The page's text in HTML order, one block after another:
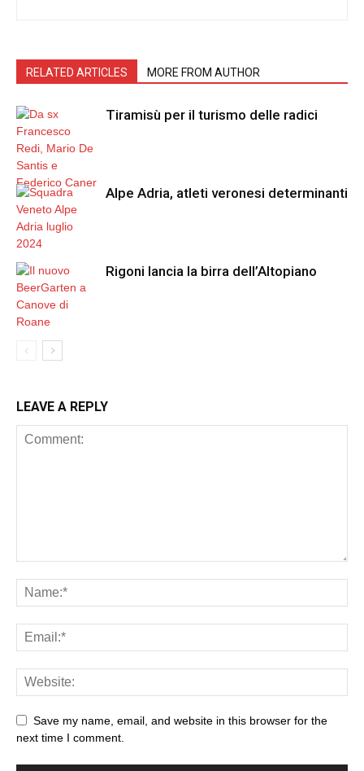
RELATED ARTICLES MORE FROM AUTHOR
Tiramisù per il turismo delle radici
Alpe Adria, atleti veronesi determinanti
Rigoni lancia la birra dell’Altopiano
LEAVE A REPLY
Save my name, email, and website in this browser for the
next time I comment.